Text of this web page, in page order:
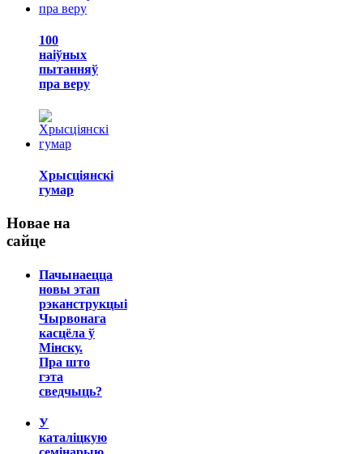
100
наіўных
пытанняў
пра веру
Хрысціянскі
гумар
Новае на
сайце
Пачынаецца
новы этап
рэканструкцыі
Чырвонага
касцёла ў
Мінску.
Пра што
гэта
сведчыць?
У
каталіцкую